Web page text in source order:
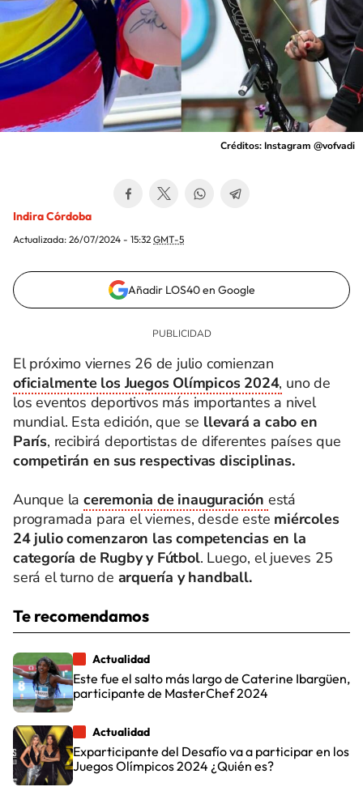
Créditos: Instagram @vofvadi
Indira Córdoba
Actualizada: 26/07/2024 - 15:32 GMT-5
Añadir LOS40 en Google
El próximo viernes 26 de julio comienzan
oficialmente los Juegos Olímpicos 2024, uno de
los eventos deportivos más importantes a nivel
mundial. Esta edición, que se llevará a cabo en
París, recibirá deportistas de diferentes países que
competirán en sus respectivas disciplinas.
Aunque la ceremonia de inauguración está
programada para el viernes, desde este miércoles
24 julio comenzaron las competencias en la
categoría de Rugby y Fútbol. Luego, el jueves 25
será el turno de arquería y handball.
Te recomendamos
Actualidad
Este fue el salto más largo de Caterine Ibargüen,
participante de MasterChef 2024
Actualidad
Exparticipante del Desafío va a participar en los
Juegos Olímpicos 2024 ¿Quién es?